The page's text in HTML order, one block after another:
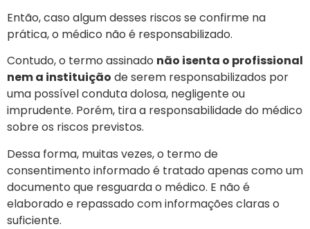
Então, caso algum desses riscos se confirme na
prática, o médico não é responsabilizado.
Contudo, o termo assinado não isenta o profissional
nem a instituição de serem responsabilizados por
uma possível conduta dolosa, negligente ou
imprudente. Porém, tira a responsabilidade do médico
sobre os riscos previstos.
Dessa forma, muitas vezes, o termo de
consentimento informado é tratado apenas como um
documento que resguarda o médico. E não é
elaborado e repassado com informações claras o
suficiente.